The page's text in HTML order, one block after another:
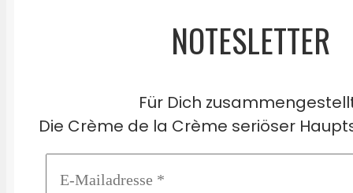
NOTESLETTER
Für Dich
Die Crème de la Crème seriöser